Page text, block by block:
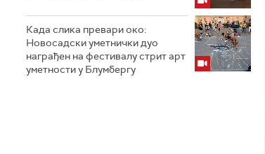
Када слика превари око:
Новосадски уметнички дуо
награђен на фестивалу стрит арт
уметности у Блумбергу